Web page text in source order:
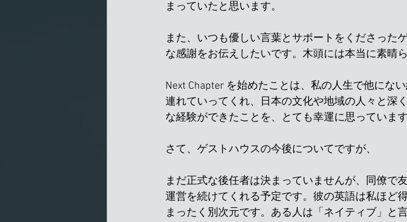
まっていたと思います。
また、いつも優しい言葉とサポートをくださった
な感謝をお伝えしたいです。木頭には本当に素晴
Next Chapter を始めたことは、私の人生で他にな
連れていってくれ、日本の文化や地域の人々と深
な経験ができたことを、とても幸運に思っています
さて、ゲストハウスの今後についてですが、
まだ正式な後任者は決まっていませんが、同僚で
運営を続けてくれる予定です。彼の英語は私ほど
まったく別次元です。ある人は「ネイティブ」と